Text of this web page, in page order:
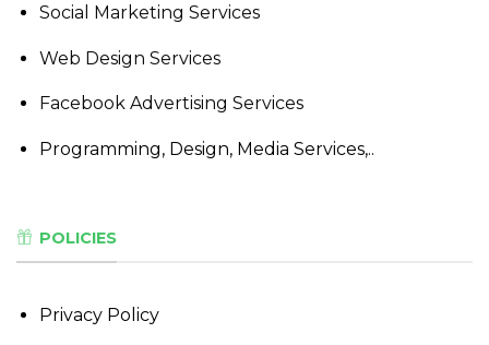
Social Marketing Services
Web Design Services
Facebook Advertising Services
Programming, Design, Media Services,..
POLICIES
Privacy Policy